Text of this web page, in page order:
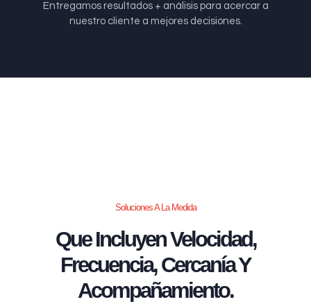
Entregamos resultados + análisis para acercar a
nuestro cliente a mejores decisiones.
Soluciones A La Medida
Que Incluyen Velocidad,
Frecuencia, Cercanía Y
Acompañamiento.